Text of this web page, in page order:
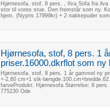
Hjørnesofa, stof, 8 pers. , Ilva Sofa fra
stor til vores stue. Den fremstår som ny.
hjem. (Nypris 17999kr) + 2 nakkepuder
Hjørnesofa, stof, 8 pers. 1
priser.16000.dkrflot som
Hjørnesofa, stof, 8 pers. 1 år gammel ny
+-2,60 cm+1 stk-
farveProdukt: Hjørnesofa Størrelse: 8
775230 Ode